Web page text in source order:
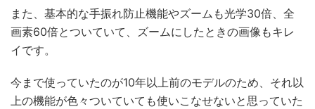
また、基本的な手振れ防止機能やズームも光学30倍、全
画素60倍とついていて、ズームにしたときの画像もキレ
イです。
今まで使っていたのが10年以上前のモデルのため、それ以
上の機能が色々ついていても使いこなせないと思っていた